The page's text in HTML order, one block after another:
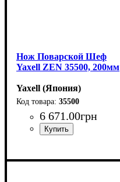
Нож Поварской Шеф
Yaxell ZEN 35500, 200мм
Yaxell (Япония)
35500
6 671.00грн